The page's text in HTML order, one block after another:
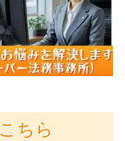
ちら